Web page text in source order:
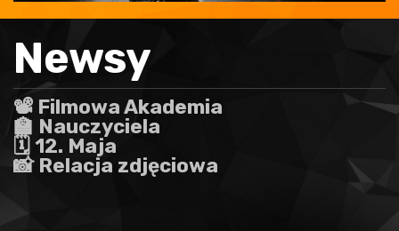
Newsy
📽️ Filmowa Akademia
🏫 Nauczyciela
🗓️ 12. Maja
📸 Relacja zdjęciowa